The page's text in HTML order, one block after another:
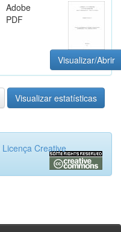
Adobe
PDF
Visualizar/Abrir
Visualizar estatísticas
Licença Creative